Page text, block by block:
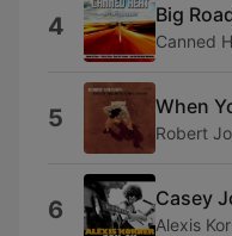
4 Big
Canned
5 When
Robert
6 Casey
Alexis